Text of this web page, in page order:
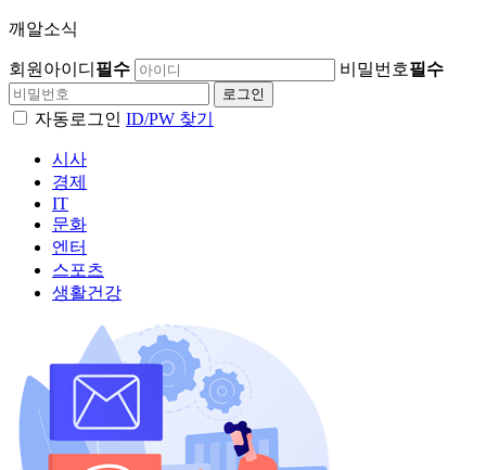
깨알소식
회원아이디 필수 비밀번호필수
자동로그인 ID/PW 찾기
시사
경제
IT
문화
엔터
스포츠
생활건강